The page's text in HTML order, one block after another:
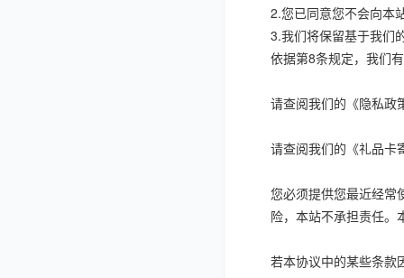
2.您已同意您不会向本
3.我们将保留基于我们
依据第8条规定，我们
请查阅我们的《隐私政
请查阅我们的《礼品卡
您必须提供您最近经常
险，本站不承担责任。
若本协议中的某些条款